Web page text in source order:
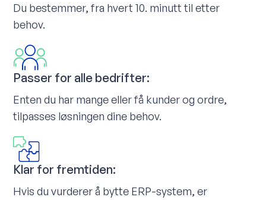
Du bestemmer, fra hvert 10. minutt til etter
behov.
Passer for alle bedrifter:
Enten du har mange eller få kunder og ordre,
tilpasses løsningen dine behov.
Klar for fremtiden:
Hvis du vurderer å bytte ERP-system, er